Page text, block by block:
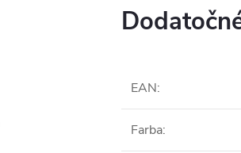
EAN:
Farba: